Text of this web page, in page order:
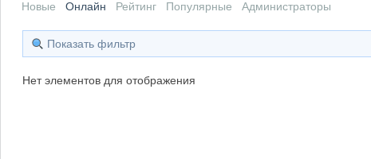
Новые Онлайн Рейтинг Популярные Администраторы
Показать фильтр
Нет элементов для отображения